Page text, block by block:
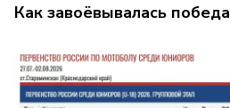
Как завоёвывалась победа